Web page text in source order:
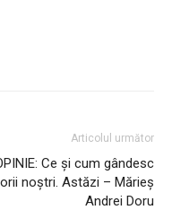
Articolul următor
Ce și cum gândesc
noștri. Astăzi – Mărieș
Andrei Doru